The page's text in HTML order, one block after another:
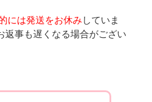
には発送をお休み していま
返事も遅くなる場合がござい